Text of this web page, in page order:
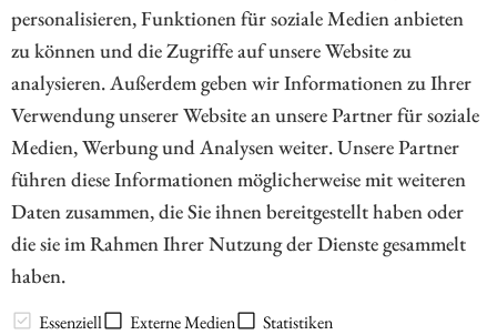
personalisieren, Funktionen für soziale Medien anbieten
zu können und die Zugriffe auf unsere Website zu
analysieren. Außerdem geben wir Informationen zu Ihrer
Verwendung unserer Website an unsere Partner für soziale
Medien, Werbung und Analysen weiter. Unsere Partner
führen diese Informationen möglicherweise mit weiteren
Daten zusammen, die Sie ihnen bereitgestellt haben oder
die sie im Rahmen Ihrer Nutzung der Dienste gesammelt
haben.
Essenziell Externe Medien Statistiken
ZUM KOMMENTAR
// kapitalerhoehungen.de - © 2026 - Die Informationsplattform für
Investoren und Unternehmen rund um Kapitalerhöhung, Kapitalmarkt
und Unternehmensfinanzierung
LEXIKON